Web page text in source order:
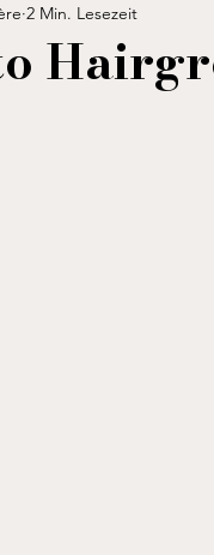
JUNE ISSUE
2 Min. Lesezeit